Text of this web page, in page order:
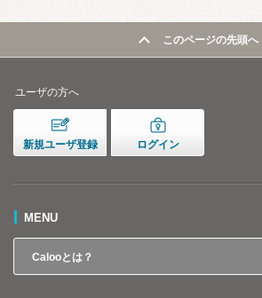
このページの先頭へ
ユーザの方へ
新規ユーザ登録 ログイン
MENU
Calooとは？